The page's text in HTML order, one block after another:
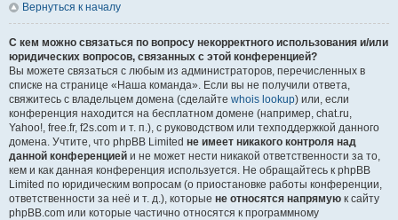
Вернуться к началу
С кем можно связаться по вопросу некорректного использования и/или
юридических вопросов, связанных с этой конференцией?
Вы можете связаться с любым из администраторов, перечисленных в
списке на странице «Наша команда». Если вы не получили ответа,
свяжитесь с владельцем домена (сделайте whois lookup) или, если
конференция находится на бесплатном домене (например, chat.ru,
Yahoo!, free.fr, f2s.com и т. п.), с руководством или техподдержкой данного
домена. Учтите, что phpBB Limited не имеет никакого контроля над
данной конференцией и не может нести никакой ответственности за то,
кем и как данная конференция используется. Не обращайтесь к phpBB
Limited по юридическим вопросам (о приостановке работы конференции,
ответственности за неё и т. д.), которые не относятся напрямую к сайту
phpBB.com или которые частично относятся к программному